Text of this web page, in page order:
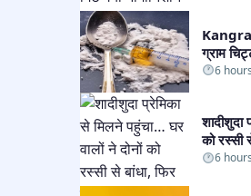
Kangra
ग्राम
6
शादीशुदा
को रस्सी
6